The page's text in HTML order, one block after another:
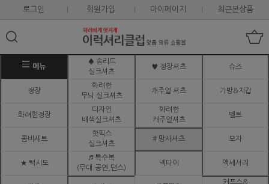
로그인 회원가입 마이페이지 최근본상품
메뉴
♠ 솔리드
실크셔츠
♥ 정장셔츠 슈즈
정장
화려한
무늬 실크셔츠
캐주얼 셔츠 가방&지갑
화려한정장
디자인
배색실크셔츠
화려한
캐주얼셔츠
벨트
콤비세트
핫픽스
실크셔츠
# 망사셔츠 모자
★ 턱시도
♬ 특수복
(무대.공연,댄스)
넥타이 액세서리
커프스&